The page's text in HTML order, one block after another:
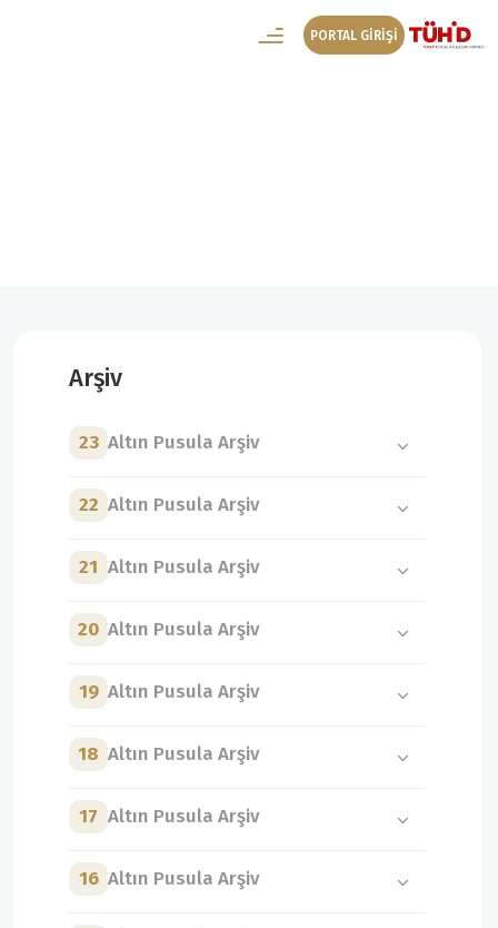
PORTAL GİRİŞİ
Arşiv
23 Altın Pusula Arşiv
22 Altın Pusula Arşiv
21 Altın Pusula Arşiv
20 Altın Pusula Arşiv
19 Altın Pusula Arşiv
18 Altın Pusula Arşiv
17 Altın Pusula Arşiv
16 Altın Pusula Arşiv